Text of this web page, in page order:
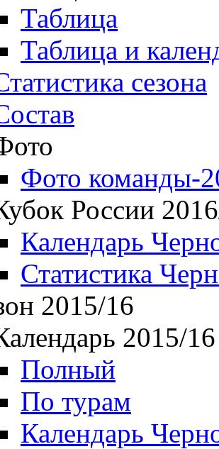
Таблица
Таблица и
сезона
Фото команды-
России
Календарь
Статистика
2015/16
2015/16
Полный
По турам
Календарь